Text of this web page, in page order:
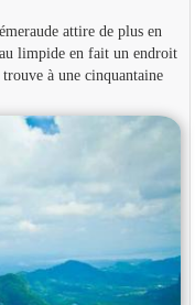
attire de plus en
limpide en fait un endroit
à une cinquantaine